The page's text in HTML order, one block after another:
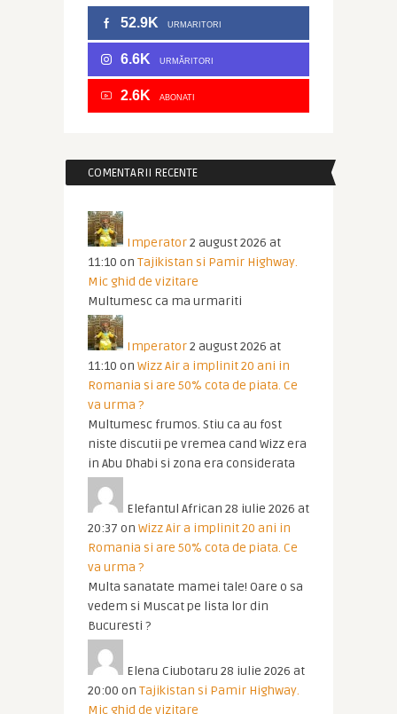
52.9K URMARITORI
6.6K URMĂRITORI
2.6K ABONATI
COMENTARII RECENTE
Imperator2 august 2026 at
11:10 on Tajikistan si Pamir Highway.
Mic ghid de vizitare
Multumesc ca ma urmariti
Imperator2 august 2026 at
11:10 on Wizz Air a implinit 20 ani in
Romania si are 50% cota de piata. Ce
va urma ?
Multumesc frumos. Stiu ca au fost
niste discutii pe vremea cand Wizz era
in Abu Dhabi si zona era considerata
Elefantul African 28 iulie 2026 at
20:37 on Wizz Air a implinit 20 ani in
Romania si are 50% cota de piata. Ce
va urma ?
Multa sanatate mamei tale! Oare o sa
vedem si Muscat pe lista lor din
Bucuresti ?
Elena Ciubotaru 28 iulie 2026 at
20:00 on Tajikistan si Pamir Highway.
Mic ghid de vizitare